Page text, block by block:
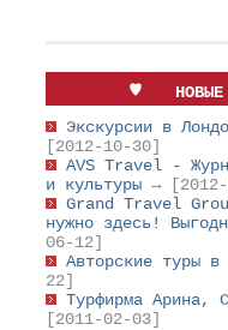
Экскурсии в
[2012-10-30]
AVS Travel -
и культуры →
Grand Travel
нужно здесь!
06-12]
Авторские туры в
22]
Турфирма Арина,
[2011-02-03]